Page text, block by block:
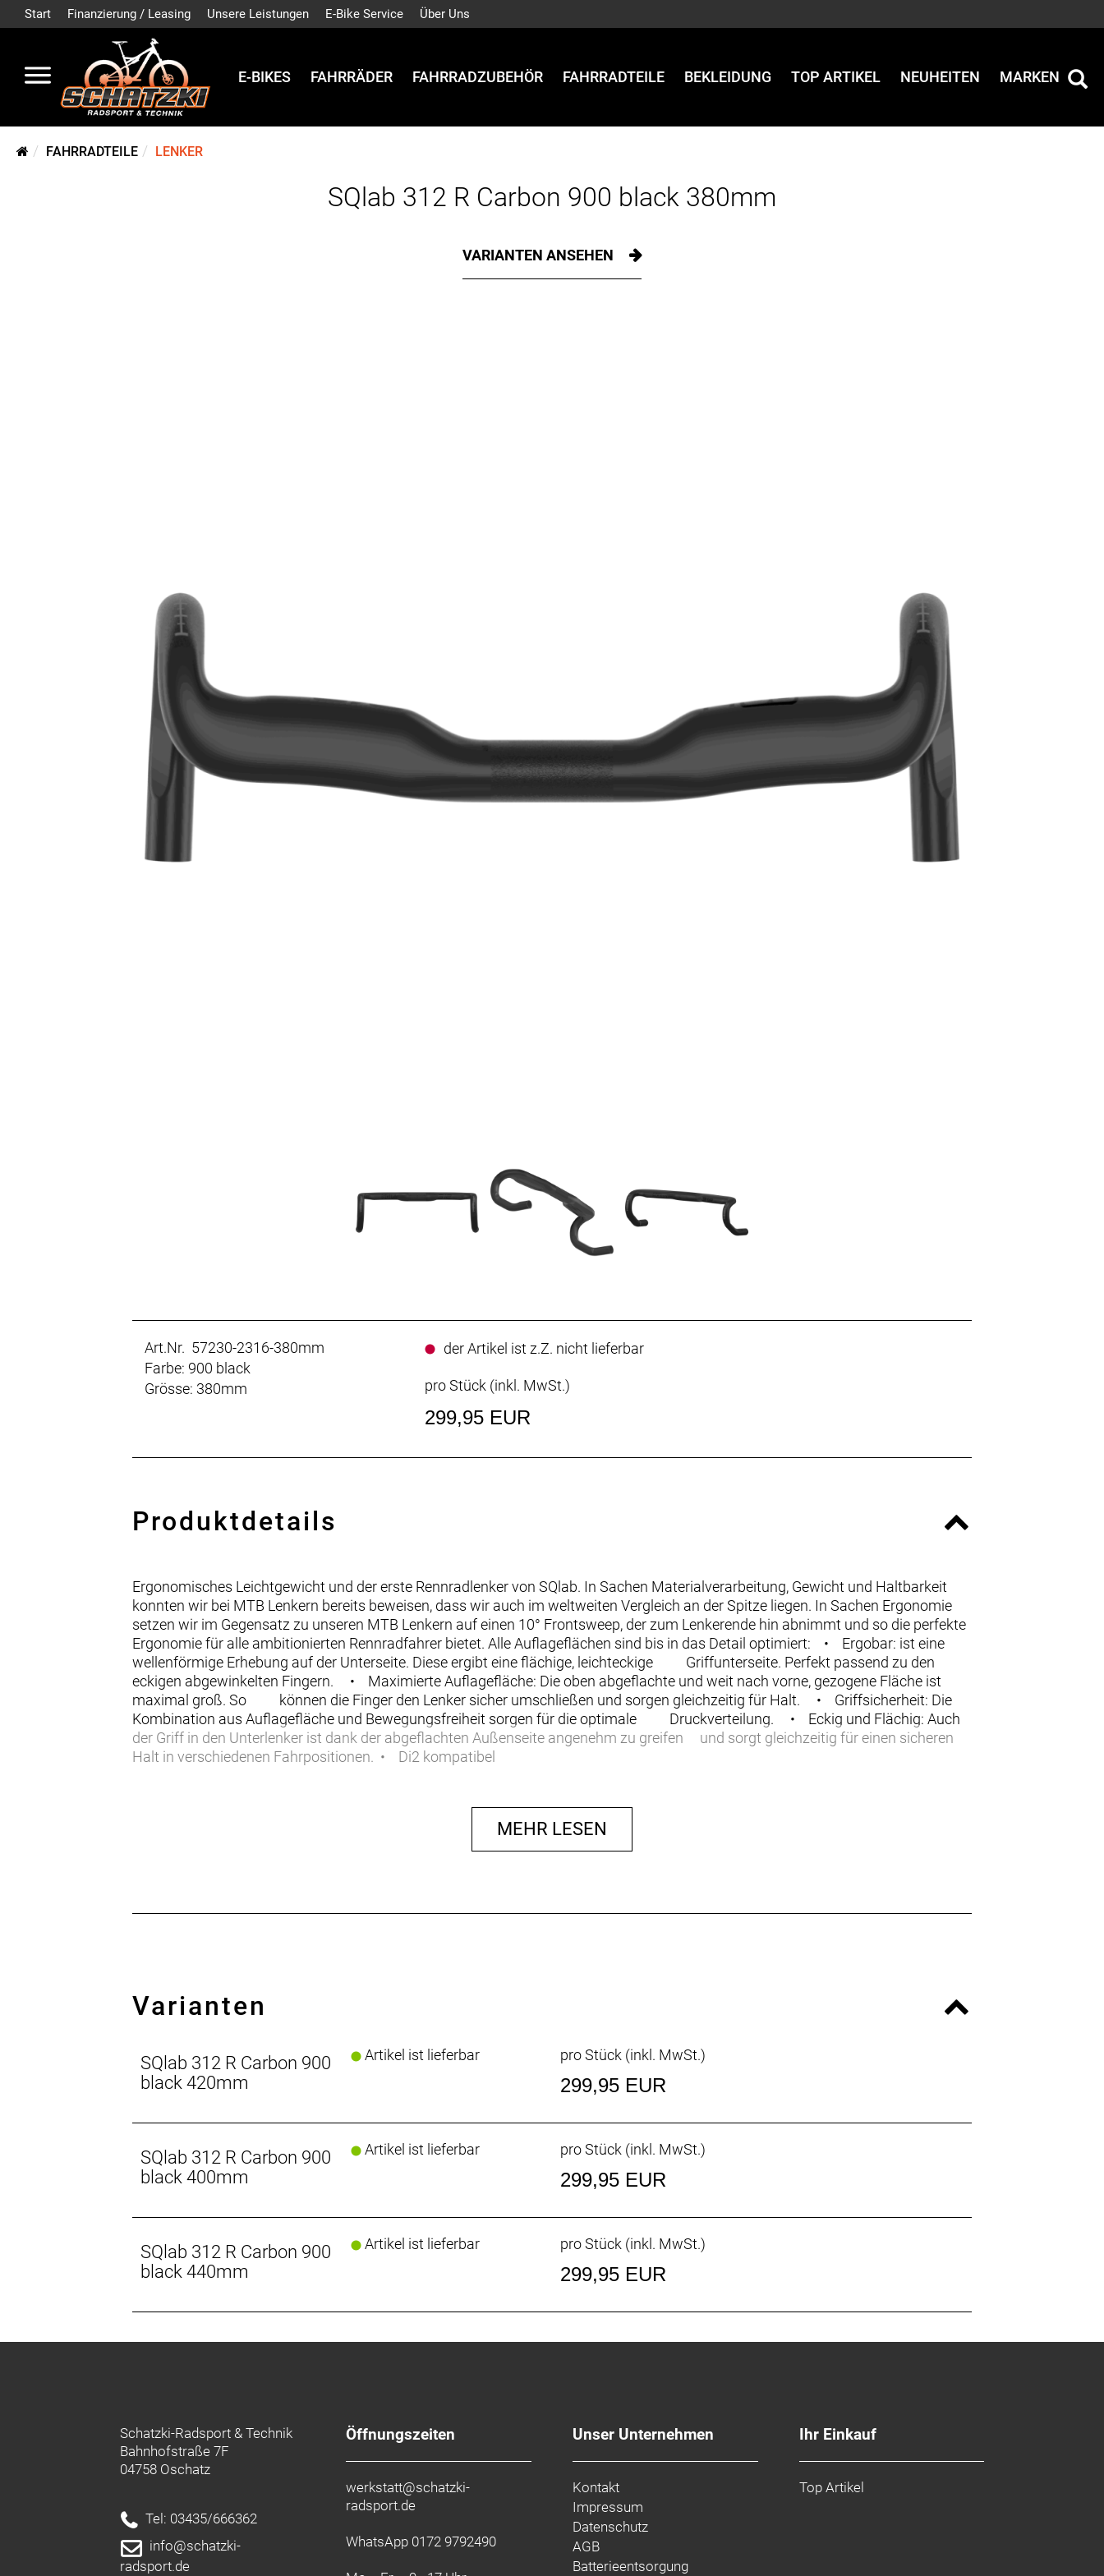
Start Finanzierung / Leasing Unsere Leistungen E-Bike Service Über Uns
E-BIKES FAHRRÄDER FAHRRADZUBEHÖR FAHRRADTEILE BEKLEIDUNG TOP ARTIKEL NEUHEITEN MARKEN
FAHRRADTEILE LENKER
SQlab 312 R Carbon 900 black 380mm
VARIANTEN ANSEHEN
Art.Nr. 57230-2316-380mm
Farbe: 900 black
Grösse: 380mm
der Artikel ist z.Z. nicht lieferbar
pro Stück (inkl. MwSt.)
299,95 EUR
Produktdetails
Ergonomisches Leichtgewicht und der erste Rennradlenker von SQlab. In Sachen Materialverarbeitung, Gewicht und Haltbarkeit
konnten wir bei MTB Lenkern bereits beweisen, dass wir auch im weltweiten Vergleich an der Spitze liegen. In Sachen Ergonomie
setzen wir im Gegensatz zu unseren MTB Lenkern auf einen 10° Frontsweep, der zum Lenkerende hin abnimmt und so die perfekte
Ergonomie für alle ambitionierten Rennradfahrer bietet. Alle Auflageflächen sind bis in das Detail optimiert: • Ergobar: ist eine
wellenförmige Erhebung auf der Unterseite. Diese ergibt eine flächige, leichteckige Griffunterseite. Perfekt passend zu den
eckigen abgewinkelten Fingern. • Maximierte Auflagefläche: Die oben abgeflachte und weit nach vorne, gezogene Fläche ist
maximal groß. So können die Finger den Lenker sicher umschließen und sorgen gleichzeitig für Halt. • Griffsicherheit: Die
Kombination aus Auflagefläche und Bewegungsfreiheit sorgen für die optimale Druckverteilung. • Eckig und Flächig: Auch
der Griff in den Unterlenker ist dank der abgeflachten Außenseite angenehm zu greifen und sorgt gleichzeitig für einen sicheren
Halt in verschiedenen Fahrpositionen. • Di2 kompatibel
MEHR LESEN
Varianten
SQlab 312 R Carbon 900
black 420mm
Artikel ist lieferbar pro Stück (inkl. MwSt.)
299,95 EUR
SQlab 312 R Carbon 900
black 400mm
Artikel ist lieferbar pro Stück (inkl. MwSt.)
299,95 EUR
SQlab 312 R Carbon 900
black 440mm
Artikel ist lieferbar pro Stück (inkl. MwSt.)
299,95 EUR
Schatzki-Radsport & Technik
Bahnhofstraße 7F
04758 Oschatz
Tel: 03435/666362
info@schatzki-
radsport.de
Öffnungszeiten
werkstatt@schatzki-
radsport.de
WhatsApp 0172 9792490
Unser Unternehmen
Kontakt
Impressum
Datenschutz
AGB
Batterieentsorgung
Ihr Einkauf
Top Artikel